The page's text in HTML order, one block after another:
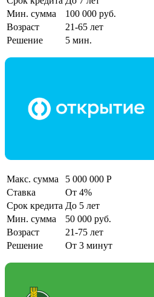
Мин. сумма
100 000 руб.
Возраст
21-65 лет
Решение
5 мин.
Макс. сумма
5 000 000 Р
Ставка
От 4%
Срок кредита До 5 лет
Мин. сумма
50 000 руб.
Возраст
21-75 лет
Решение
От 3 минут